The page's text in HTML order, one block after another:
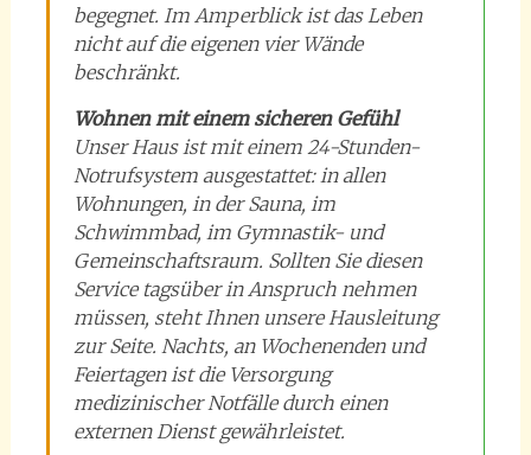
begegnet. Im Amperblick ist das Leben
nicht auf die eigenen vier Wände
beschränkt.
Wohnen mit einem sicheren Gefühl
Unser Haus ist mit einem 24-Stunden-
Notrufsystem ausgestattet: in allen
Wohnungen, in der Sauna, im
Schwimmbad, im Gymnastik- und
Gemeinschaftsraum. Sollten Sie diesen
Service tagsüber in Anspruch nehmen
müssen, steht Ihnen unsere Hausleitung
zur Seite. Nachts, an Wochenenden und
Feiertagen ist die Versorgung
medizinischer Notfälle durch einen
externen Dienst gewährleistet.